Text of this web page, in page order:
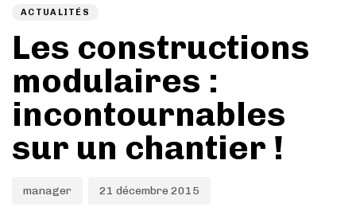
ACTUALITÉS
Les constructions
modulaires :
incontournables
sur un chantier !
manager 21 décembre 2015